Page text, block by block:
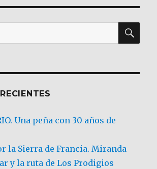
Una peña con 30 años de
la Sierra de Francia. Miranda
y la ruta de Los Prodigios